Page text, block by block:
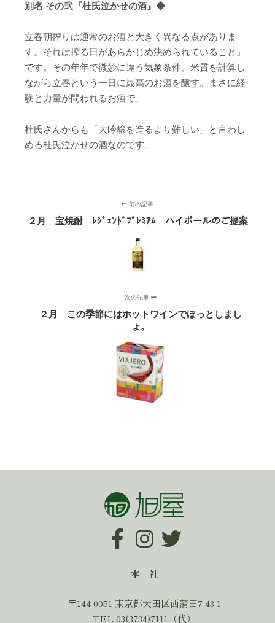
別名 その弐『杜氏泣かせの酒 』 ◆
立春朝搾りは通常のお酒と大きく異なる点がありま
す。それは搾る日があらかじめ決められていること』
です。その年年で微妙に違う気象条件、米質を計算し
ながら立春という一日に最高のお酒を醸す。まさに経
験と力量が問われるお酒で、
杜氏さんからも「大吟醸を造るより難しい」と言わし
める杜氏泣かせの酒なのです。
前の記事
２月 宝焼酎 ﾚｼﾞｪﾝﾄﾞﾌﾟﾚﾐｱﾑ ハイボールのご提案
次の記事
２月 この季節にはホットワインでほっとしまし
ょ。
本 社
〒144-0051 東京都大田区西蒲田7-43-1
TEL 03(3734)7111（代）